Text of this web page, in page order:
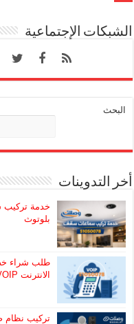
الشبكات الإجتماعية
البحث
أخر التدوينات
بلوتوث
الانترنت DID VOIP الكويت